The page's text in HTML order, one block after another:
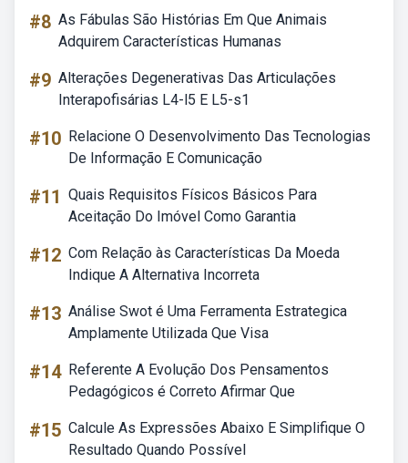
#8 As Fábulas São Histórias Em Que Animais
Adquirem Características Humanas
#9 Alterações Degenerativas Das Articulações
Interapofisárias L4-l5 E L5-s1
#10 Relacione O Desenvolvimento Das Tecnologias
De Informação E Comunicação
#11 Quais Requisitos Físicos Básicos Para
Aceitação Do Imóvel Como Garantia
#12 Com Relação às Características Da Moeda
Indique A Alternativa Incorreta
#13 Análise Swot é Uma Ferramenta Estrategica
Amplamente Utilizada Que Visa
#14 Referente A Evolução Dos Pensamentos
Pedagógicos é Correto Afirmar Que
#15 Calcule As Expressões Abaixo E Simplifique O
Resultado Quando Possível